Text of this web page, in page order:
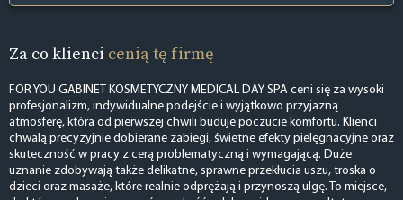
Za co klienci cenią tę firmę
FOR YOU GABINET KOSMETYCZNY MEDICAL DAY SPA ceni się za wysoki
profesjonalizm, indywidualne podejście i wyjątkowo przyjazną
atmosferę, która od pierwszej chwili buduje poczucie komfortu. Klienci
chwalą precyzyjnie dobierane zabiegi, świetne efekty pielęgnacyjne oraz
skuteczność w pracy z cerą problematyczną i wymagającą. Duże
uznanie zdobywają także delikatne, sprawne przekłucia uszu, troska o
dzieci oraz masaże, które realnie odprężają i przynoszą ulgę. To miejsce,